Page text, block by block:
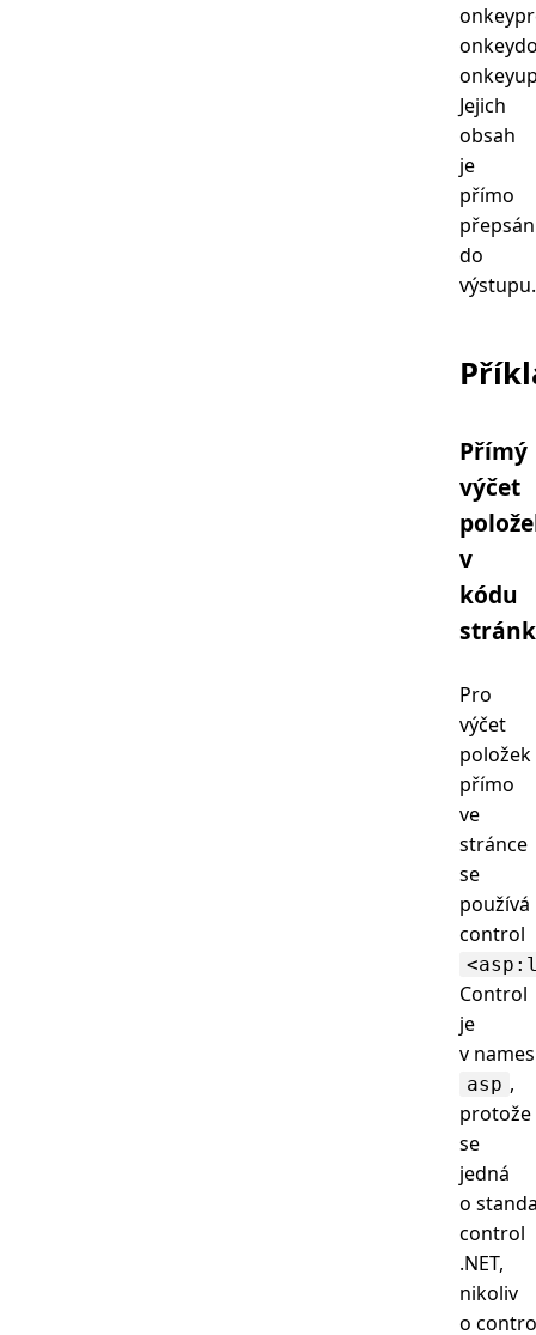
Jejich
obsah
je
přímo
přepsán
do
výstupu.
Přímý
výčet
v
kódu
Pro
výčet
položek
přímo
ve
stránce
se
používá
control
Control
je
v
asp ,
protože
se
jedná
o
control
.NET,
nikoliv
o